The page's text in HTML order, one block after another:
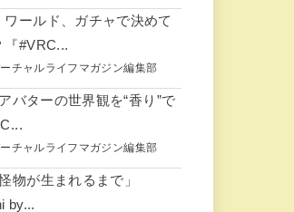
ワールド、ガチャで決めて
『#VRC...
チャルライフマガジン編集部
バターの世界観を“香り”で
チャルライフマガジン編集部
物が生まれるまで」
by...